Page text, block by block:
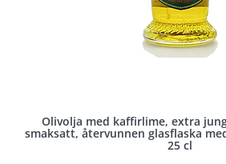
Olivolja med kaffirlime, extra
smaksatt, återvunnen glasflaska
25 cl